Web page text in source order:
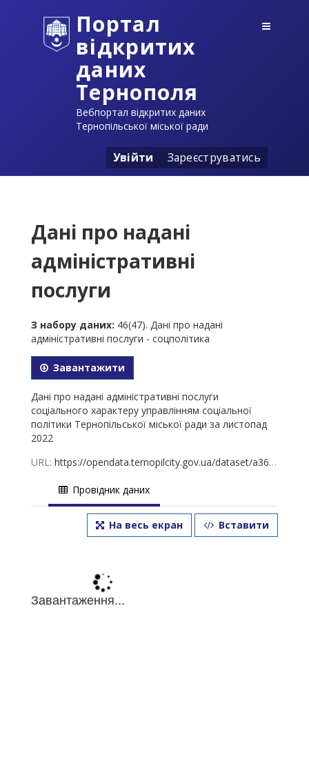
Портал
відкритих
даних
Тернополя
Вебпортал відкритих даних
Тернопільської міської ради
Увійти Зареєструватись
Дані про надані
адміністративні
послуги
З набору даних: 46(47). Дані про надані
адміністративні послуги - соцполітика
Завантажити
Дані про надані адміністративні послуги
соціального характеру управлінням соціальної
політики Тернопільської міської ради за листопад
2022
URL: https://opendata.ternopilcity.gov.ua/dataset/a3628a81-3db9-4a25-9798-167d419d6bc6/resource/db544709-32ef-4cd9-b1d0-a3bd55dc0d8d/download/43-2022.xlsx
Провідник даних
На весь екран Вставити